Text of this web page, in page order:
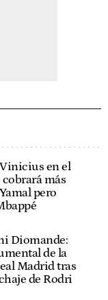
en el
más
pero
Diomande:
de la
Madrid tras
de Rodri